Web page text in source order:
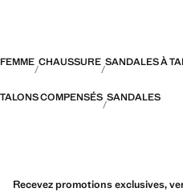
FEMME CHAUSSURE SANDALES À
TALONS COMPENSÉS SANDALES
Recevez promotions exclusives,